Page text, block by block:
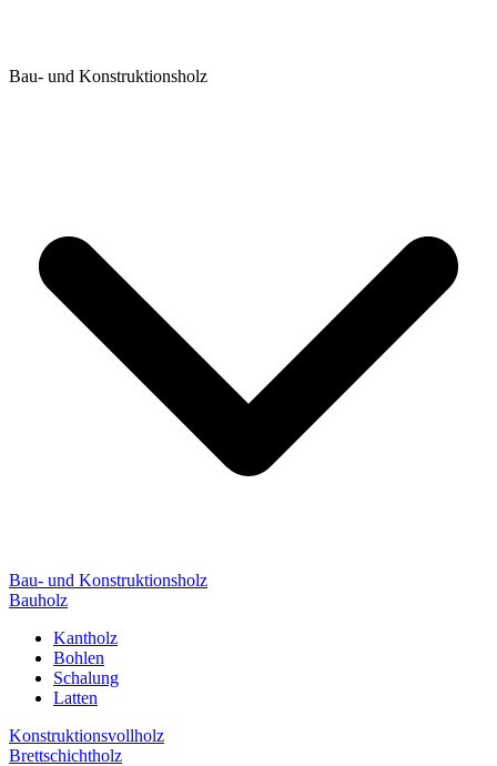
Bau- und Konstruktionsholz
Bau- und Konstruktionsholz
Bauholz
Kantholz
Bohlen
Schalung
Latten
Konstruktionsvollholz
Brettschichtholz